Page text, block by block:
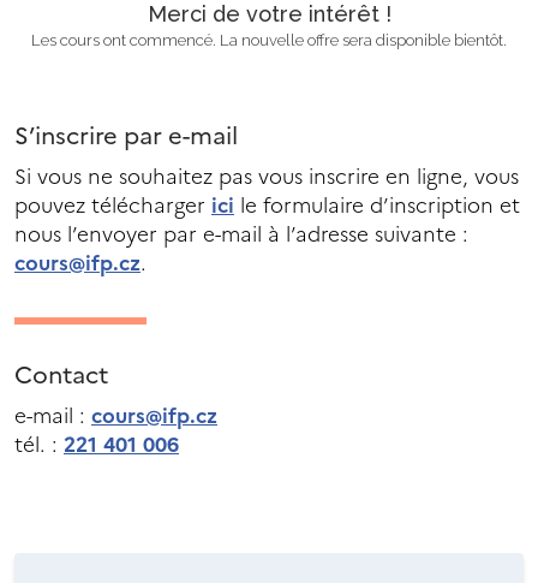
Merci de votre intérêt !
Les cours ont commencé. La nouvelle offre sera disponible bientôt.
S’inscrire par e-mail
Si vous ne souhaitez pas vous inscrire en ligne, vous
pouvez télécharger ici le formulaire d’inscription et
nous l’envoyer par e-mail à l’adresse suivante :
cours@ifp.cz.
Contact
e-mail : cours@ifp.cz
tél. : 221 401 006